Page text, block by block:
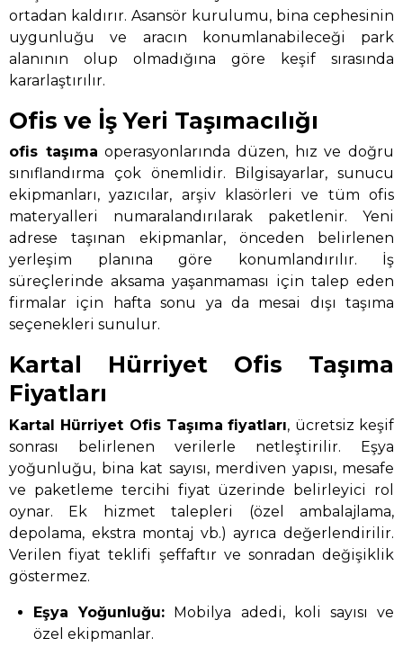
ortadan kaldırır. Asansör kurulumu, bina cephesinin
uygunluğu ve aracın konumlanabileceği park
alanının olup olmadığına göre keşif sırasında
kararlaştırılır.
Ofis ve İş Yeri Taşımacılığı
ofis taşıma operasyonlarında düzen, hız ve doğru
sınıflandırma çok önemlidir. Bilgisayarlar, sunucu
ekipmanları, yazıcılar, arşiv klasörleri ve tüm ofis
materyalleri numaralandırılarak paketlenir. Yeni
adrese taşınan ekipmanlar, önceden belirlenen
yerleşim planına göre konumlandırılır. İş
süreçlerinde aksama yaşanmaması için talep eden
firmalar için hafta sonu ya da mesai dışı taşıma
seçenekleri sunulur.
Kartal Hürriyet Ofis Taşıma
Fiyatları
Kartal Hürriyet Ofis Taşıma fiyatları, ücretsiz keşif
sonrası belirlenen verilerle netleştirilir. Eşya
yoğunluğu, bina kat sayısı, merdiven yapısı, mesafe
ve paketleme tercihi fiyat üzerinde belirleyici rol
oynar. Ek hizmet talepleri (özel ambalajlama,
depolama, ekstra montaj vb.) ayrıca değerlendirilir.
Verilen fiyat teklifi şeffaftır ve sonradan değişiklik
göstermez.
Eşya Yoğunluğu: Mobilya adedi, koli sayısı ve
özel ekipmanlar.